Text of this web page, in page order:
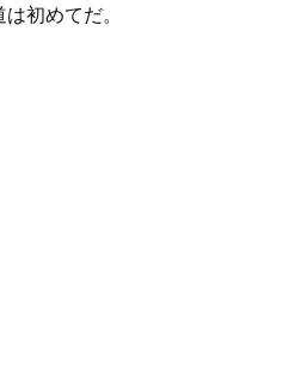
初めてだ。